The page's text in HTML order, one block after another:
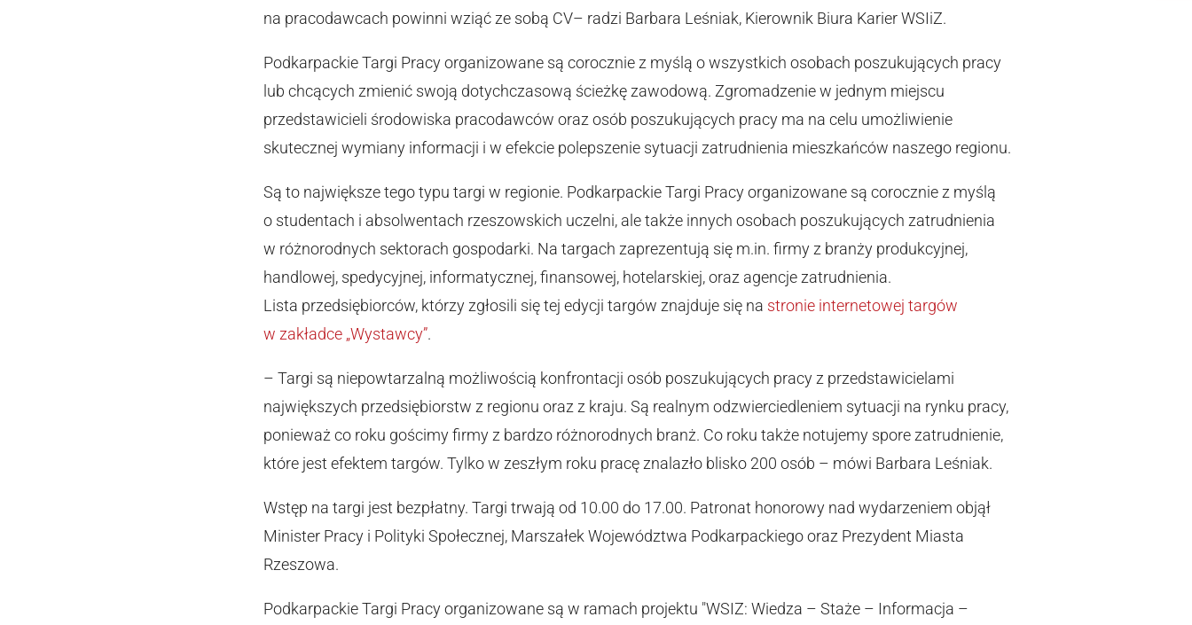
na pracodawcach powinni wziąć ze sobą CV– radzi Barbara Leśniak, Kierownik Biura Karier WSIiZ.
Podkarpackie Targi Pracy organizowane są corocznie z myślą o wszystkich osobach poszukujących pracy
lub chcących zmienić swoją dotychczasową ścieżkę zawodową. Zgromadzenie w jednym miejscu
przedstawicieli środowiska pracodawców oraz osób poszukujących pracy ma na celu umożliwienie
skutecznej wymiany informacji i w efekcie polepszenie sytuacji zatrudnienia mieszkańców naszego regionu.
Są to największe tego typu targi w regionie. Podkarpackie Targi Pracy organizowane są corocznie z myślą
o studentach i absolwentach rzeszowskich uczelni, ale także innych osobach poszukujących zatrudnienia
w różnorodnych sektorach gospodarki. Na targach zaprezentują się m.in. firmy z branży produkcyjnej,
handlowej, spedycyjnej, informatycznej, finansowej, hotelarskiej, oraz agencje zatrudnienia.
Lista przedsiębiorców, którzy zgłosili się tej edycji targów znajduje się na stronie internetowej targów
w zakładce „Wystawcy”.
– Targi są niepowtarzalną możliwością konfrontacji osób poszukujących pracy z przedstawicielami
największych przedsiębiorstw z regionu oraz z kraju. Są realnym odzwierciedleniem sytuacji na rynku pracy,
ponieważ co roku gościmy firmy z bardzo różnorodnych branż. Co roku także notujemy spore zatrudnienie,
które jest efektem targów. Tylko w zeszłym roku pracę znalazło blisko 200 osób – mówi Barbara Leśniak.
Wstęp na targi jest bezpłatny. Targi trwają od 10.00 do 17.00. Patronat honorowy nad wydarzeniem objął
Minister Pracy i Polityki Społecznej, Marszałek Województwa Podkarpackiego oraz Prezydent Miasta
Rzeszowa.
Podkarpackie Targi Pracy organizowane są w ramach projektu "WSIZ: Wiedza – Staże – Informacja –